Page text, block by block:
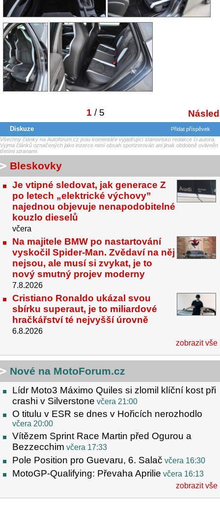
1 / 5
Diskuze
Přidat příspěvek
Všechny články na Autoforum.cz jsou komentáře vyjadřující stanovisko redakce či autora.
Vyjma článků označených jako inzerce není obsah sponzorován ani jinak obdobně ovlivněn
třetími stranami.
Bleskovky
Je vtipné sledovat, jak generace Z
po letech „elektrické výchovy”
najednou objevuje nenapodobitelné
kouzlo dieselů
včera
Na majitele BMW po nastartování
vyskočil Spider-Man. Zvědaví na něj
nejsou, ale musí si zvykat, je to
nový smutný projev moderny
7.8.2026
Cristiano Ronaldo ukázal svou
sbírku superaut, je to miliardové
hračkářství té nejvyšší úrovně
6.8.2026
zobrazit vše
Nové na MotoForum.cz
Lídr Moto3 Máximo Quiles si zlomil klíční kost při
crashi v Silverstone včera 21:00
O titulu v ESR se dnes v Hořicích nerozhodlo
včera 20:00
Vítězem Sprint Race Martin před Ogurou a
Bezzecchim včera 17:33
Pole Position pro Guevaru, 6. Salač včera 16:30
MotoGP-Qualifying: Převaha Aprilie včera 16:13
zobrazit vše